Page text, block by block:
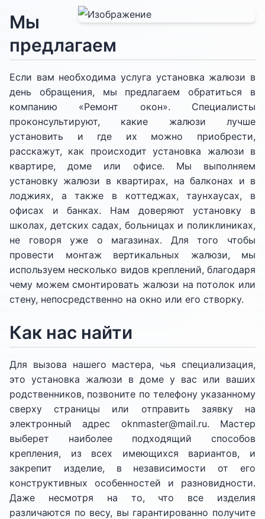
Мы
предлагаем
Если вам необходима услуга установка жалюзи в
день обращения, мы предлагаем обратиться в
компанию «Ремонт окон». Специалисты
проконсультируют, какие жалюзи лучше
установить и где их можно приобрести,
расскажут, как происходит установка жалюзи в
квартире, доме или офисе. Мы выполняем
установку жалюзи в квартирах, на балконах и в
лоджиях, а также в коттеджах, таунхаусах, в
офисах и банках. Нам доверяют установку в
школах, детских садах, больницах и поликлиниках,
не говоря уже о магазинах. Для того чтобы
провести монтаж вертикальных жалюзи, мы
используем несколько видов креплений, благодаря
чему можем смонтировать жалюзи на потолок или
стену, непосредственно на окно или его створку.
Как нас найти
Для вызова нашего мастера, чья специализация,
это установка жалюзи в доме у вас или ваших
родственников, позвоните по телефону указанному
сверху страницы или отправить заявку на
электронный адрес oknmaster@mail.ru. Мастер
выберет наиболее подходящий способов
крепления, из всех имеющихся вариантов, и
закрепит изделие, в независимости от его
конструктивных особенностей и разновидности.
Даже несмотря на то, что все изделия
различаются по весу, вы гарантированно получите